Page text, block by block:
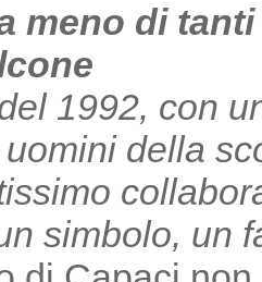
meno di
1992, con
della
simbolo, un